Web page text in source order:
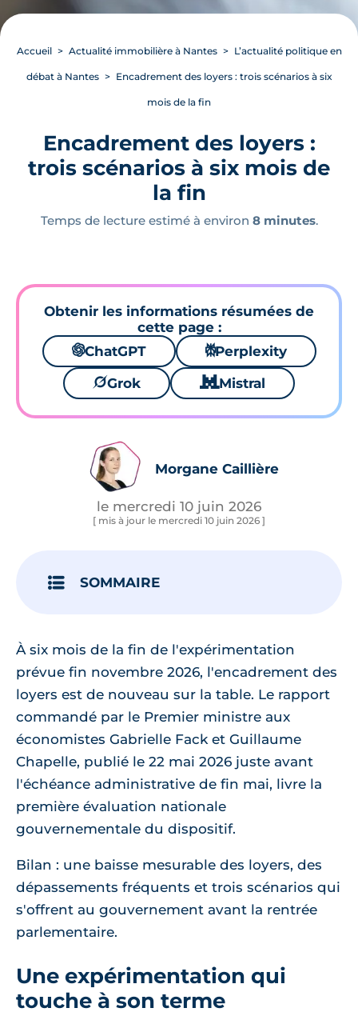
Accueil Actualité immobilière à Nantes L’actualité politique en
débat à Nantes Encadrement des loyers : trois scénarios à six
mois de la fin
Encadrement des loyers :
trois scénarios à six mois de
la fin
Temps de lecture estimé à environ 8 minutes.
Obtenir les informations résumées de
cette page :
🌌ChatGPT ⚙Perplexity
🪐Grok 🐱 Mistral
Morgane Caillière
le mercredi 10 juin 2026
[ mis à jour le mercredi 10 juin 2026 ]
SOMMAIRE
À six mois de la fin de l'expérimentation
prévue fin novembre 2026, l'encadrement des
loyers est de nouveau sur la table. Le rapport
commandé par le Premier ministre aux
économistes Gabrielle Fack et Guillaume
Chapelle, publié le 22 mai 2026 juste avant
l'échéance administrative de fin mai, livre la
première évaluation nationale
gouvernementale du dispositif.
Bilan : une baisse mesurable des loyers, des
dépassements fréquents et trois scénarios qui
s'offrent au gouvernement avant la rentrée
parlementaire.
Une expérimentation qui
touche à son terme